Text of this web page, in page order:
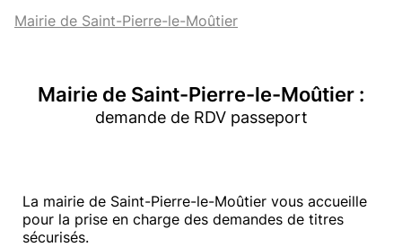
Mairie de Saint-Pierre-le-Moûtier
Mairie de Saint-Pierre-le-Moûtier :
demande de RDV passeport
La mairie de Saint-Pierre-le-Moûtier vous accueille
pour la prise en charge des demandes de titres
sécurisés.